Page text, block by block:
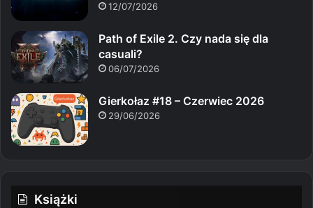
12/07/2026
Path of Exile 2. Czy nada się dla
casuali?
06/07/2026
Gierkołaz #18 – Czerwiec 2026
29/06/2026
Książki